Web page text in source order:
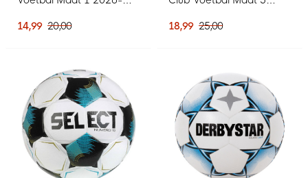
14,99 20,00
18,99 25,00